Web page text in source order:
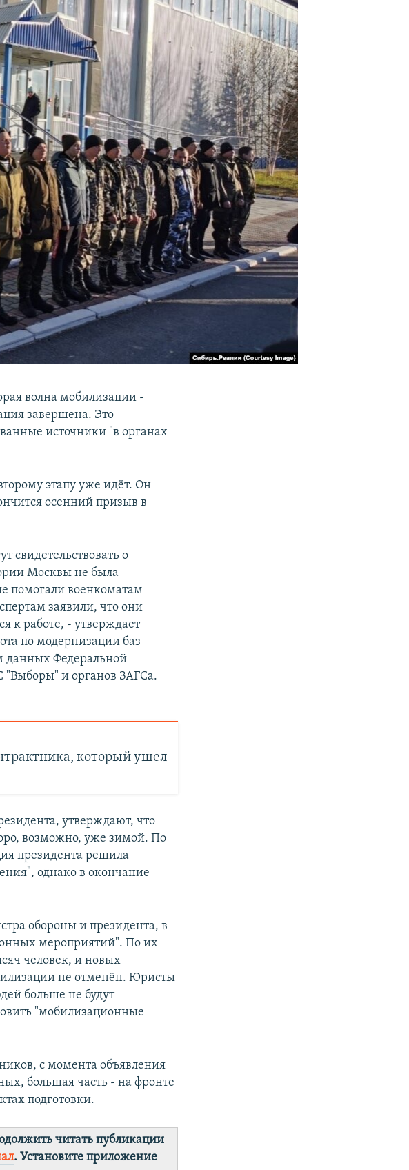
волна мобилизации -
завершена. Это
источники "в органах
этапу уже идёт. Он
осенний призыв в
свидетельствовать о
Москвы не была
помогали военкоматам
заявили, что они
к работе, - утверждает
по модернизации баз
данных Федеральной
"Выборы" и органов ЗАГСа.
который ушел
утверждают, что
возможно, уже зимой. По
президента решила
однако в окончание
обороны и президента, в
мероприятий". По их
человек, и новых
не отменён. Юристы
больше не будут
"мобилизационные
с момента объявления
большая часть - на фронте
подготовки.
читать публикации
. Установите приложение